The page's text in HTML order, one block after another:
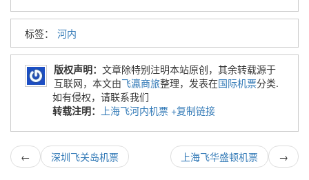
标签： 河内
版权声明： 文章除特别注明本站原创，其余转载源于
互联网，本文由飞瀛商旅整理，发表在国际机票分类.
如有侵权，请联系我们
转载注明：
上海飞河内机票 +复制链接
← 深圳飞关岛机票 →
上海飞华盛顿机票